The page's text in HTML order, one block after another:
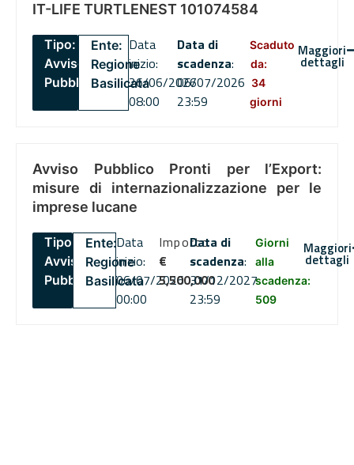
IT-LIFE TURTLENEST 101074584
Tipo:
Avviso
Pubblico
Ente:
Regione
Basilicata
Data
inizio:
26/06/2026
08:00
Data di
scadenza:
06/07/2026
23:59
Scaduto
da:
34
giorni
Maggiori
dettagli
Avviso Pubblico Pronti per l’Export:
misure di internazionalizzazione per le
imprese lucane
Tipo:
Avviso
Pubblico
Ente:
Regione
Basilicata
Data
inizio:
06/07/2026
00:00
Importo
€
5,500,000
Data di
scadenza:
31/12/2027
23:59
Giorni
alla
scadenza:
509
Maggiori
dettagli